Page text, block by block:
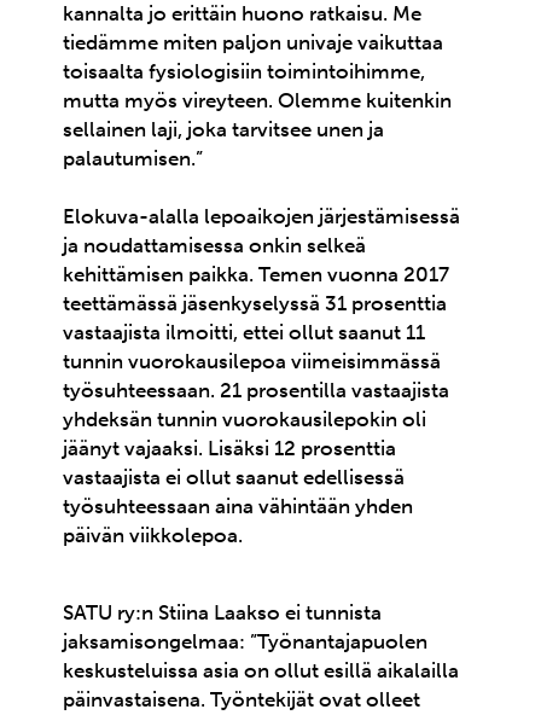
kannalta jo erittäin huono ratkaisu. Me
tiedämme miten paljon univaje vaikuttaa
toisaalta fysiologisiin toimintoihimme,
mutta myös vireyteen. Olemme kuitenkin
sellainen laji, joka tarvitsee unen ja
palautumisen.”
Elokuva-alalla lepoaikojen järjestämisessä
ja noudattamisessa onkin selkeä
kehittämisen paikka. Temen vuonna 2017
teettämässä jäsenkyselyssä 31 prosenttia
vastaajista ilmoitti, ettei ollut saanut 11
tunnin vuorokausilepoa viimeisimmässä
työsuhteessaan. 21 prosentilla vastaajista
yhdeksän tunnin vuorokausilepokin oli
jäänyt vajaaksi. Lisäksi 12 prosenttia
vastaajista ei ollut saanut edellisessä
työsuhteessaan aina vähintään yhden
päivän viikkolepoa.
SATU ry:n Stiina Laakso ei tunnista
jaksamisongelmaa: ”Työnantajapuolen
keskusteluissa asia on ollut esillä aikalailla
päinvastaisena. Työntekijät ovat olleet